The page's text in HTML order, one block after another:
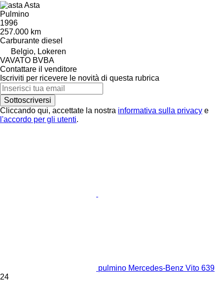
Asta
Pulmino
1996
257.000 km
Carburante diesel
Belgio, Lokeren
VAVATO BVBA
Contattare il venditore
Iscriviti per ricevere le novità di questa rubrica
Sottoscriversi
Cliccando qui, accettate la nostra informativa sulla privacy e
l'accordo per gli utenti.
pulmino Mercedes-Benz Vito 639
24